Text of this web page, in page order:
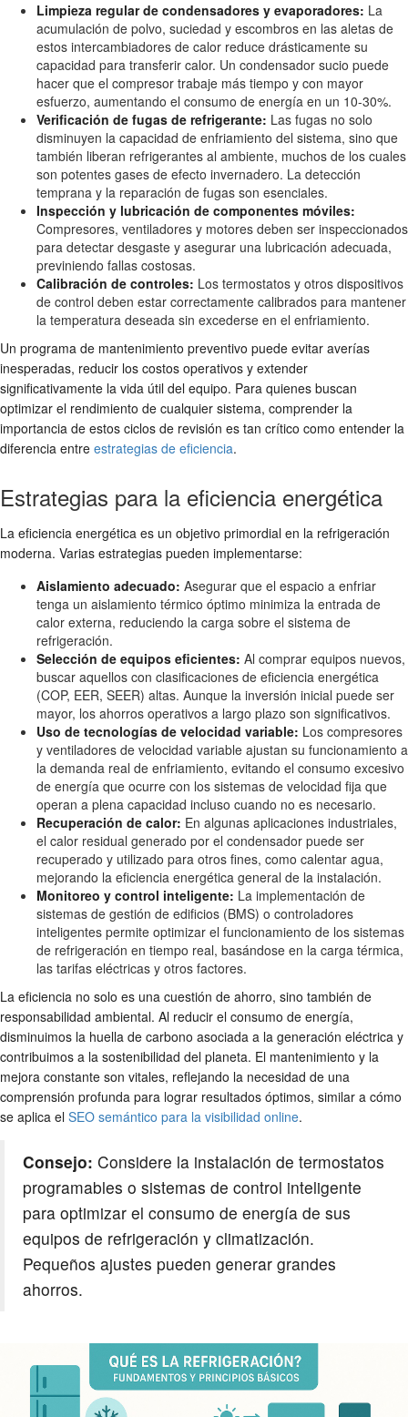
Limpieza regular de condensadores y evaporadores: La
acumulación de polvo, suciedad y escombros en las aletas de
estos intercambiadores de calor reduce drásticamente su
capacidad para transferir calor. Un condensador sucio puede
hacer que el compresor trabaje más tiempo y con mayor
esfuerzo, aumentando el consumo de energía en un 10-30%.
Verificación de fugas de refrigerante: Las fugas no solo
disminuyen la capacidad de enfriamiento del sistema, sino que
también liberan refrigerantes al ambiente, muchos de los cuales
son potentes gases de efecto invernadero. La detección
temprana y la reparación de fugas son esenciales.
Inspección y lubricación de componentes móviles:
Compresores, ventiladores y motores deben ser inspeccionados
para detectar desgaste y asegurar una lubricación adecuada,
previniendo fallas costosas.
Calibración de controles: Los termostatos y otros dispositivos
de control deben estar correctamente calibrados para mantener
la temperatura deseada sin excederse en el enfriamiento.
Un programa de mantenimiento preventivo puede evitar averías
inesperadas, reducir los costos operativos y extender
significativamente la vida útil del equipo. Para quienes buscan
optimizar el rendimiento de cualquier sistema, comprender la
importancia de estos ciclos de revisión es tan crítico como entender la
diferencia entre estrategias de eficiencia.
Estrategias para la eficiencia energética
La eficiencia energética es un objetivo primordial en la refrigeración
moderna. Varias estrategias pueden implementarse:
Aislamiento adecuado: Asegurar que el espacio a enfriar
tenga un aislamiento térmico óptimo minimiza la entrada de
calor externa, reduciendo la carga sobre el sistema de
refrigeración.
Selección de equipos eficientes: Al comprar equipos nuevos,
buscar aquellos con clasificaciones de eficiencia energética
(COP, EER, SEER) altas. Aunque la inversión inicial puede ser
mayor, los ahorros operativos a largo plazo son significativos.
Uso de tecnologías de velocidad variable: Los compresores
y ventiladores de velocidad variable ajustan su funcionamiento a
la demanda real de enfriamiento, evitando el consumo excesivo
de energía que ocurre con los sistemas de velocidad fija que
operan a plena capacidad incluso cuando no es necesario.
Recuperación de calor: En algunas aplicaciones industriales,
el calor residual generado por el condensador puede ser
recuperado y utilizado para otros fines, como calentar agua,
mejorando la eficiencia energética general de la instalación.
Monitoreo y control inteligente: La implementación de
sistemas de gestión de edificios (BMS) o controladores
inteligentes permite optimizar el funcionamiento de los sistemas
de refrigeración en tiempo real, basándose en la carga térmica,
las tarifas eléctricas y otros factores.
La eficiencia no solo es una cuestión de ahorro, sino también de
responsabilidad ambiental. Al reducir el consumo de energía,
disminuimos la huella de carbono asociada a la generación eléctrica y
contribuimos a la sostenibilidad del planeta. El mantenimiento y la
mejora constante son vitales, reflejando la necesidad de una
comprensión profunda para lograr resultados óptimos, similar a cómo
se aplica el SEO semántico para la visibilidad online.
Consejo: Considere la instalación de termostatos
programables o sistemas de control inteligente
para optimizar el consumo de energía de sus
equipos de refrigeración y climatización.
Pequeños ajustes pueden generar grandes
ahorros.